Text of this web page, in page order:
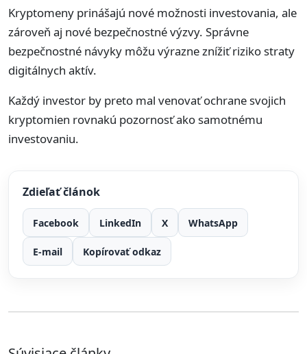
Kryptomeny prinášajú nové možnosti investovania, ale
zároveň aj nové bezpečnostné výzvy. Správne
bezpečnostné návyky môžu výrazne znížiť riziko straty
digitálnych aktív.
Každý investor by preto mal venovať ochrane svojich
kryptomien rovnakú pozornosť ako samotnému
investovaniu.
Zdieľať článok
Facebook LinkedIn X WhatsApp
E-mail Kopírovať odkaz